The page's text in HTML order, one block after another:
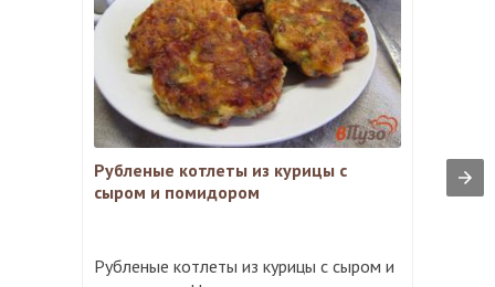
Рубленые котлеты из курицы с
сыром и помидором
Рубленые котлеты из курицы с сыром и